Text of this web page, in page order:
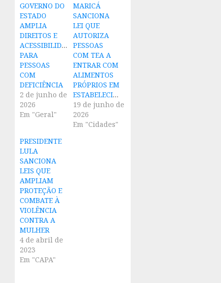
GOVERNO DO
ESTADO
AMPLIA
DIREITOS E
ACESSIBILIDADE
PARA
PESSOAS
COM
DEFICIÊNCIA
2 de junho de
2026
Em "Geral"
MARICÁ
SANCIONA
LEI QUE
AUTORIZA
PESSOAS
COM TEA A
ENTRAR COM
ALIMENTOS
PRÓPRIOS EM
ESTABELECIMENTOS
19 de junho de
2026
Em "Cidades"
PRESIDENTE
LULA
SANCIONA
LEIS QUE
AMPLIAM
PROTEÇÃO E
COMBATE À
VIOLÊNCIA
CONTRA A
MULHER
4 de abril de
2023
Em "CAPA"